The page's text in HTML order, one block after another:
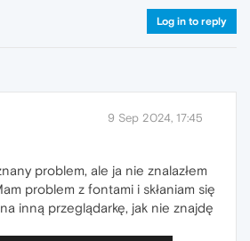
Log in to reply
9 Sep 2024, 17:45
problem, ale ja nie znalazłem
problem z fontami i skłaniam się
inną przeglądarkę, jak nie znajdę